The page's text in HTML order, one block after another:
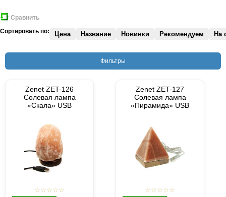
Сравнить
Сортировать по:
Цена Название Новинки Рекомендуем На
Фильтры
Zenet ZET-126
Солевая лампа
«Скала» USB
Zenet ZET-127
Солевая лампа
«Пирамида» USB